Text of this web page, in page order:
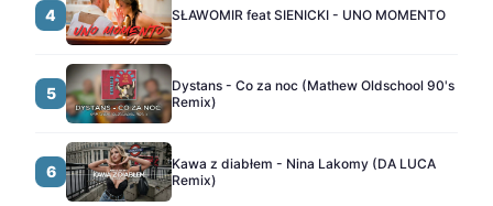
4 SŁAWOMIR feat SIENICKI - UNO MOMENTO
5
Dystans - Co za noc (Mathew Oldschool 90's
Remix)
6
Kawa z diabłem - Nina Lakomy (DA LUCA
Remix)